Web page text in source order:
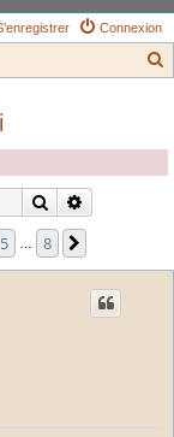
Connexion
e
Rechercher
5 8